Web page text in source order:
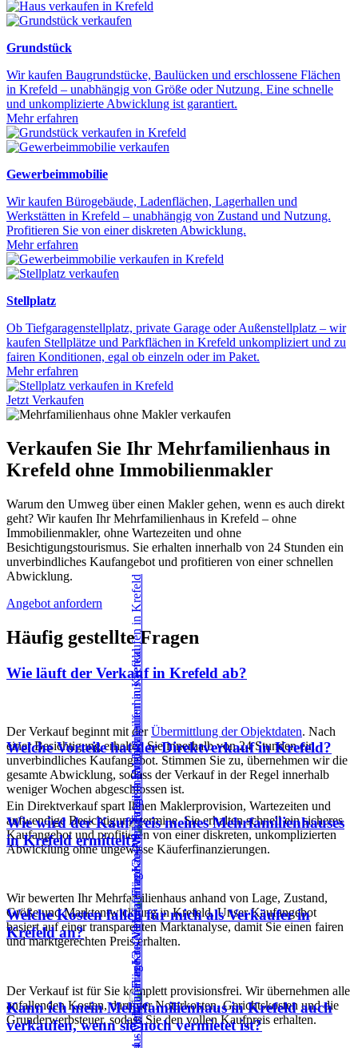
Grundstück
Wir kaufen Baugrundstücke, Baulücken und erschlossene Flächen
in Krefeld – unabhängig von Größe oder Nutzung. Eine schnelle
und unkomplizierte Abwicklung ist garantiert.
Mehr erfahren
Gewerbeimmobilie
Wir kaufen Bürogebäude, Ladenflächen, Lagerhallen und
Werkstätten in Krefeld – unabhängig von Zustand und Nutzung.
Profitieren Sie von einer diskreten Abwicklung.
Mehr erfahren
Stellplatz
Ob Tiefgaragenstellplatz, private Garage oder Außenstellplatz – wir
kaufen Stellplätze und Parkflächen in Krefeld unkompliziert und zu
fairen Konditionen, egal ob einzeln oder im Paket.
Mehr erfahren
Jetzt Verkaufen
Verkaufen Sie Ihr Mehrfamilienhaus in
Krefeld ohne Immobilienmakler
Warum den Umweg über einen Makler gehen, wenn es auch direkt
geht? Wir kaufen Ihr Mehrfamilienhaus in Krefeld – ohne
Immobilienmakler, ohne Wartezeiten und ohne
Besichtigungstourismus. Sie erhalten innerhalb von 24 Stunden ein
unverbindliches Kaufangebot und profitieren von einer schnellen
Abwicklung.
Angebot anfordern
Häufig gestellte Fragen
Wie läuft der Verkauf in Krefeld ab?
Der Verkauf beginnt mit derÜbermittlung der Objektdaten. Nach
einer Besichtigung erhalten Sie innerhalb von 24 Stunden ein
unverbindliches Kaufangebot. Stimmen Sie zu, übernehmen wir die
gesamte Abwicklung, sodass der Verkauf in der Regel innerhalb
weniger Wochen abgeschlossen ist.
Welche Vorteile hat der Direktverkauf in Krefeld?
Ein Direktverkauf spart Ihnen Maklerprovision, Wartezeiten und
aufwendige Besichtigungstermine. Sie erhalten schnell ein sicheres
Kaufangebot und profitieren von einer diskreten, unkomplizierten
Abwicklung ohne ungewisse Käuferfinanzierungen.
Wie wird der Kaufpreis meines Mehrfamilienhauses
in Krefeld ermittelt?
Wir bewerten Ihr Mehrfamilienhaus anhand von Lage, Zustand,
Größe und Marktentwicklung in Krefeld. Unser Kaufangebot
basiert auf einer transparenten Marktanalyse, damit Sie einen fairen
und marktgerechten Preis erhalten.
Welche Kosten fallen für mich als Verkäufer in
Krefeld an?
Der Verkauf ist für Sie komplett provisionsfrei. Wir übernehmen alle
anfallenden Kosten, darunter Notarkosten, Gerichtskosten und die
Grunderwerbsteuer, sodass Sie den vollen Kaufpreis erhalten.
Kann ich mein Mehrfamilienhaus in Krefeld auch
verkaufen, wenn sie noch vermietet ist?